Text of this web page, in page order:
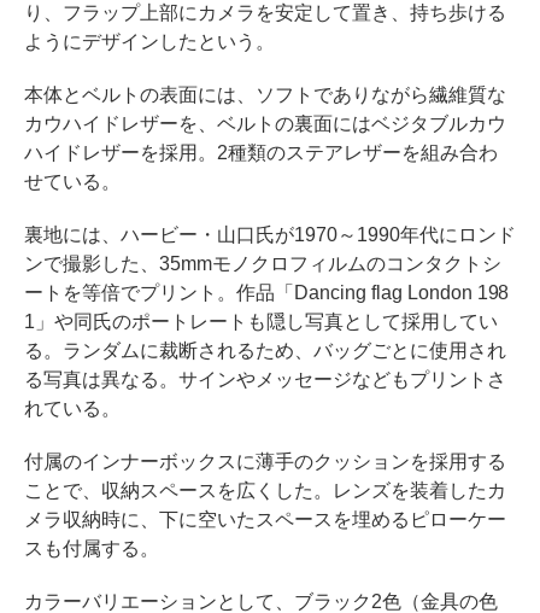
り、フラップ上部にカメラを安定して置き、持ち歩ける
ようにデザインしたという。
本体とベルトの表面には、ソフトでありながら繊維質な
カウハイドレザーを、ベルトの裏面にはベジタブルカウ
ハイドレザーを採用。2種類のステアレザーを組み合わ
せている。
裏地には、ハービー・山口氏が1970～1990年代にロンド
ンで撮影した、35mmモノクロフィルムのコンタクトシ
ートを等倍でプリント。作品「Dancing flag London 198
1」や同氏のポートレートも隠し写真として採用してい
る。ランダムに裁断されるため、バッグごとに使用され
る写真は異なる。サインやメッセージなどもプリントさ
れている。
付属のインナーボックスに薄手のクッションを採用する
ことで、収納スペースを広くした。レンズを装着したカ
メラ収納時に、下に空いたスペースを埋めるピローケー
スも付属する。
カラーバリエーションとして、ブラック2色（金具の色